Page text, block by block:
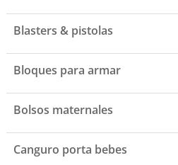
Blasters & pistolas
Bloques para armar
Bolsos maternales
Canguro porta bebes